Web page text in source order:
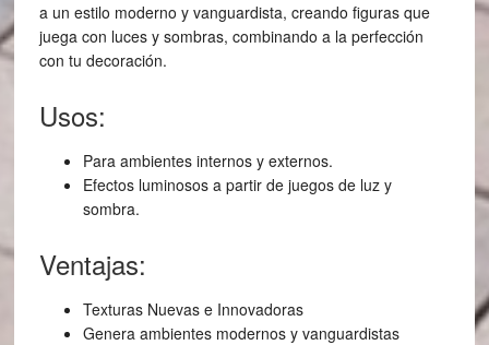
a un estilo moderno y vanguardista, creando figuras que
juega con luces y sombras, combinando a la perfección
con tu decoración.
Usos:
Para ambientes internos y externos.
Efectos luminosos a partir de juegos de luz y
sombra.
Ventajas:
Texturas Nuevas e Innovadoras
Genera ambientes modernos y vanguardistas